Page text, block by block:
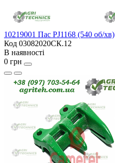
10219001 Пас PJ1168 (540 об/хв)
Код 03082020СК.12
В наявності
0 грн